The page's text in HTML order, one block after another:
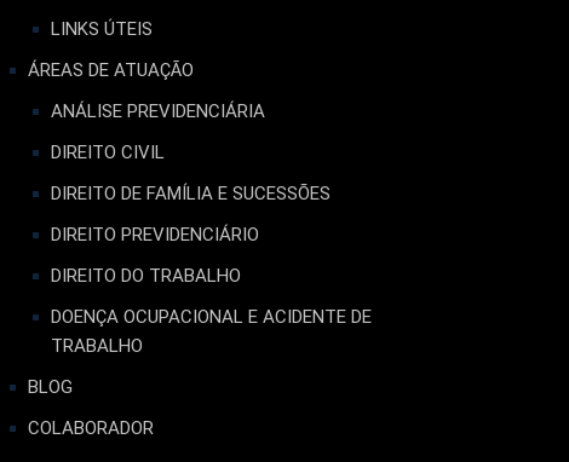
LINKS ÚTEIS
ÁREAS DE ATUAÇÃO
ANÁLISE PREVIDENCIÁRIA
DIREITO CIVIL
DIREITO DE FAMÍLIA E SUCESSÕES
DIREITO PREVIDENCIÁRIO
DIREITO DO TRABALHO
DOENÇA OCUPACIONAL E ACIDENTE DE
TRABALHO
BLOG
COLABORADOR